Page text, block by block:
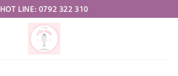
HOT LINE: 0792 322 310